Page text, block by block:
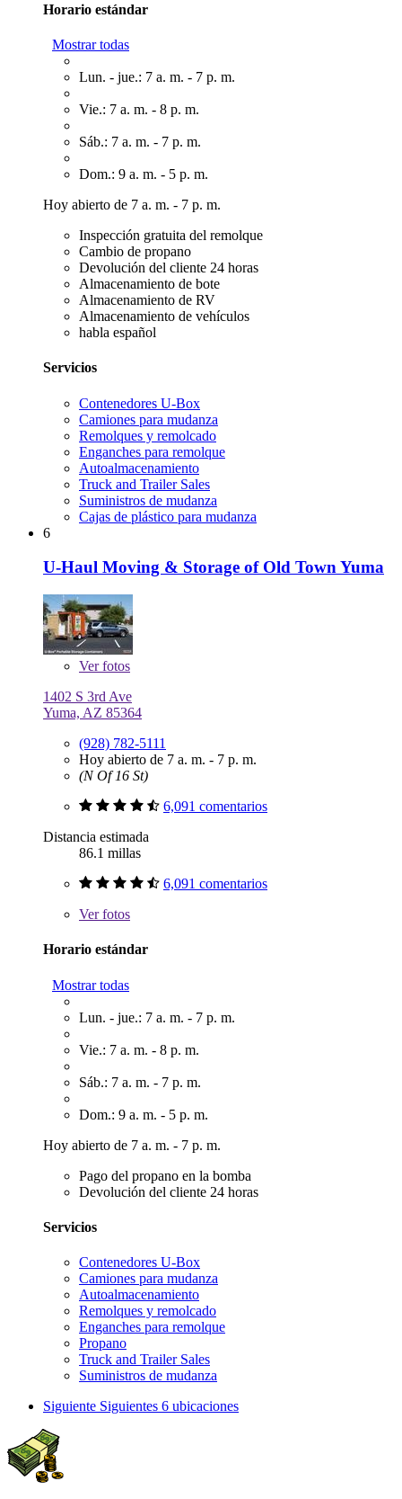
Horario estándar
Mostrar todas
Lun. - jue.: 7 a. m. - 7 p. m.
Vie.: 7 a. m. - 8 p. m.
Sáb.: 7 a. m. - 7 p. m.
Dom.: 9 a. m. - 5 p. m.
Hoy abierto de 7 a. m. - 7 p. m.
Inspección gratuita del remolque
Cambio de propano
Devolución del cliente 24 horas
Almacenamiento de bote
Almacenamiento de RV
Almacenamiento de vehículos
habla español
Servicios
Contenedores U-Box
Camiones para mudanza
Remolques y remolcado
Enganches para remolque
Autoalmacenamiento
Truck and Trailer Sales
Suministros de mudanza
Cajas de plástico para mudanza
6
U-Haul Moving & Storage of Old Town Yuma
Verfotos
1402 S 3rd Ave
Yuma, AZ 85364
(928) 782-5111
Hoy abierto de 7 a. m. - 7 p. m.
(N Of 16 St)
6,091 comentarios
Distancia estimada
86.1 millas
6,091 comentarios
Verfotos
Horario estándar
Mostrar todas
Lun. - jue.: 7 a. m. - 7 p. m.
Vie.: 7 a. m. - 8 p. m.
Sáb.: 7 a. m. - 7 p. m.
Dom.: 9 a. m. - 5 p. m.
Hoy abierto de 7 a. m. - 7 p. m.
Pago del propano en la bomba
Devolución del cliente 24 horas
Servicios
Contenedores U-Box
Camiones para mudanza
Autoalmacenamiento
Remolques y remolcado
Enganches para remolque
Propano
Truck and Trailer Sales
Suministros de mudanza
Siguiente Siguientes 6 ubicaciones